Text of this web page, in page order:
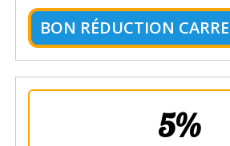
BON RÉDUCTION
5%